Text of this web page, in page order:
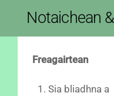
Notaichean
Freagairtean
Sia bliadhna a